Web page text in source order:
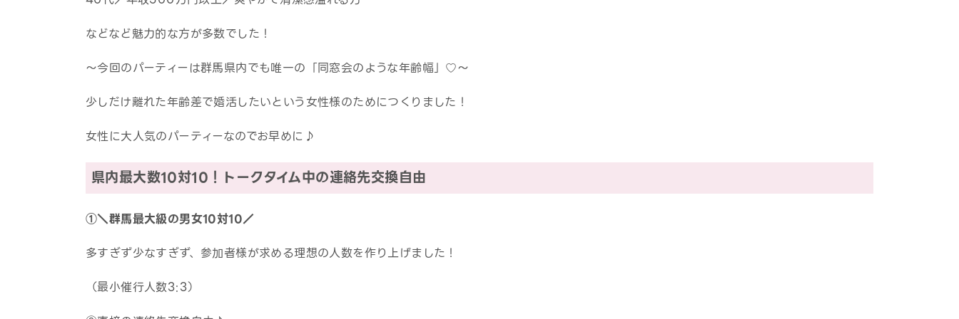
などなど魅力的な方が多数でした！
～今回のパーティーは群馬県内でも唯一の「同窓会のような年齢幅」♡～
少しだけ離れた年齢差で婚活したいという女性様のためにつくりました！
女性に大人気のパーティーなのでお早めに♪
県内最大数10対10！トークタイム中の連絡先交換自由
①＼群馬最大級の男女10対10／
多すぎず少なすぎず、参加者様が求める理想の人数を作り上げました！
（最小催行人数3:3）